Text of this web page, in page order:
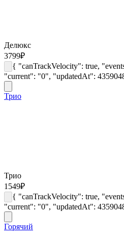
Делюкс
3799₽
{ "canTrackVelocity": true,
"current": "0", "updatedAt":
Трио
Трио
1549₽
{ "canTrackVelocity": true,
"current": "0", "updatedAt":
Горячий